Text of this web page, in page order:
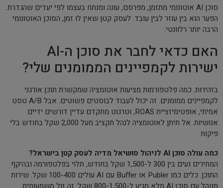
סוכן AI אוטונומי מתזמן, מפרסם, עונה ומנתח בעצמו לפי יעדים שהגדרת.
הפער הוא בין עוזר לבין עובד. לעסק קטן שאין לו זמן, הסוכן האוטונומי
הרבה יותר רלוונטי.
האם כדאי לחבר את סוכן ה-AI
ישירות לקמפיינים הממומנים שלי?
בזהירות. כמה פלטפורמות מציעות אוטומציה שמקשרת תוכן אורגני
לקמפיינים ממומנים. זה יכול לעבוד לבוסטים פשוטים. אבל A/B טסט
אמיתי, אופטימיזציית ROAS, וטרגוט מתקדם עדיין דורשים ידיים
אנושיות. אל תיתן לאוטומציה לנהל תקציב מעל 2,000 שקל בחודש בלי
פיקוח.
כמה עולה סוכן AI לניהול סושיאל מדיה לעסק קטן בישראל?
המחירים נעים בין 300 ל-1,500 שקל בחודש, תלוי בפלטפורמה ובהיקף
התוכן. כלים כמו Publer או Buffer עם AI עולים 100-400 שקל. שירות